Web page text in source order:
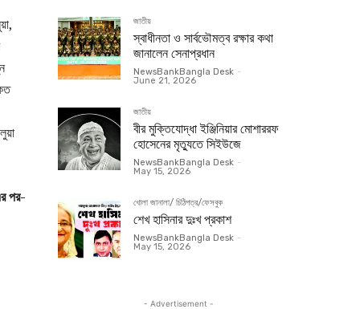
পর-
জাতীয়
স্বাধীনতা ও সার্বভৌমত্ব রক্ষার কথা
জানালেন সেনাপ্রধান
NewsBankBangla Desk -
June 21, 2026
জাতীয়
বীর মুক্তিযোদ্ধা ইঞ্জিনিয়ার মোশাররফ
হোসেনের মৃত্যুতে সিইউজে
NewsBankBangla Desk -
May 15, 2026
খোলা জানালা/ চিঠিপত্র/ফেসবুক
শেখ হাসিনার দুঃখ প্রকাশ
NewsBankBangla Desk -
May 15, 2026
- Advertisement -